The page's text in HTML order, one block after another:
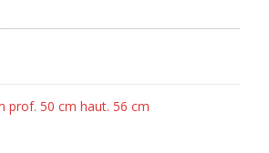
prof. 50 cm haut. 56 cm